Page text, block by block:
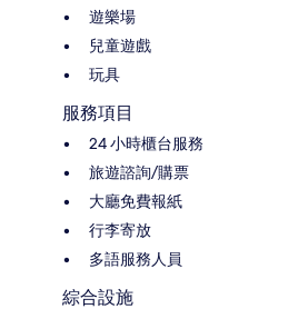
遊樂場
兒童遊戲
玩具
服務項目
24 小時櫃台服務
旅遊諮詢/購票
大廳免費報紙
行李寄放
多語服務人員
綜合設施